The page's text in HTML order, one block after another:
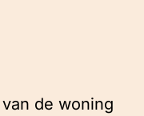
de woning